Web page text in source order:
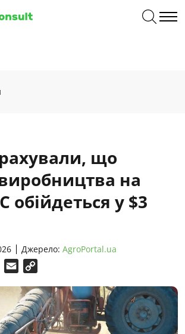
що
на
обійдеться у $3
Джерело: AgroPortal.ua
WhatsApp
Email